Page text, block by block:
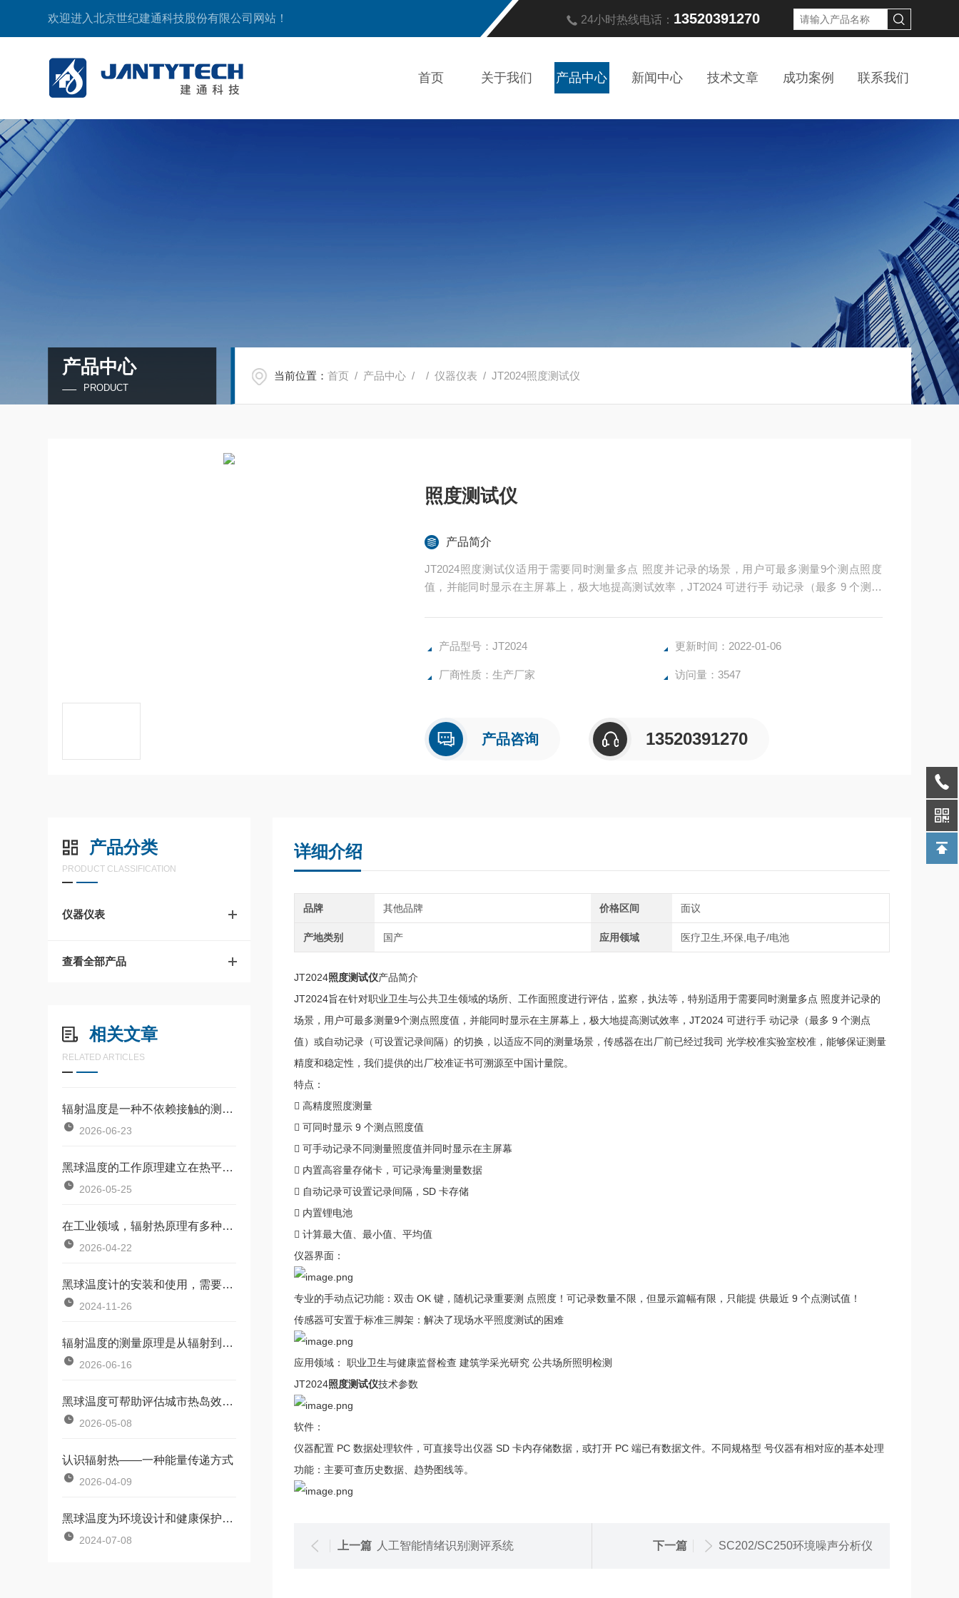
欢迎进入北京世纪建通科技股份有限公司网站！ 24小时热线电话： 13520391270
首页 关于我们 产品中心 新闻中心 技术文章 成功案例 联系我们
产品中心
PRODUCT
当前位置：首页 / 产品中心 / /仪器仪表 / JT2024照度测试仪
照度测试仪
产品简介
JT2024照度测试仪适用于需要同时测量多点 照度并记录的场景，用户可最多测量9个测点照度
值，并能同时显示在主屏幕上，极大地提高测试效率，JT2024 可进行手 动记录（最多 9 个测点
量院。
产品型号：JT2024 更新时间：2022-01-06
厂商性质：生产厂家 访问量：3547
产品咨询 13520391270
产品分类
PRODUCT CLASSIFICATION
仪器仪表
查看全部产品
相关文章
RELATED ARTICLES
辐射温度是一种不依赖接触的测温方式
2026-06-23
黑球温度的工作原理建立在热平衡基础上
2026-05-25
在工业领域，辐射热原理有多种应用
2026-04-22
黑球温度计的安装和使用，需要注意以下事项
2024-11-26
辐射温度的测量原理是从辐射到温度的转换
2026-06-16
黑球温度可帮助评估城市热岛效应与建筑热环境
2026-05-08
认识辐射热——一种能量传递方式
2026-04-09
黑球温度为环境设计和健康保护提供了科学依据
2024-07-08
详细介绍
品牌 其他品牌 价格区间 面议
产地类别 国产 应用领域 医疗卫生,环保,电子/电池
JT2024照度测试仪产品简介
JT2024旨在针对职业卫生与公共卫生领域的场所、工作面照度进行评估，监察，执法等，特别适用于需要同时测量多点 照度并记录的
场景，用户可最多测量9个测点照度值，并能同时显示在主屏幕上，极大地提高测试效率，JT2024 可进行手 动记录（最多 9 个测点
值）或自动记录（可设置记录间隔）的切换，以适应不同的测量场景，传感器在出厂前已经过我司 光学校准实验室校准，能够保证测量
精度和稳定性，我们提供的出厂校准证书可溯源至中国计量院。
特点：
 高精度照度测量
 可同时显示 9 个测点照度值
 可手动记录不同测量照度值并同时显示在主屏幕
 内置高容量存储卡，可记录海量测量数据
 自动记录可设置记录间隔，SD 卡存储
 内置锂电池
 计算最大值、最小值、平均值
仪器界面：
专业的手动点记功能：双击 OK 键，随机记录重要测 点照度！可记录数量不限，但显示篇幅有限，只能提 供最近 9 个点测试值！
传感器可安置于标准三脚架：解决了现场水平照度测试的困难
应用领域： 职业卫生与健康监督检查 建筑学采光研究 公共场所照明检测
JT2024照度测试仪技术参数
软件：
仪器配置 PC 数据处理软件，可直接导出仪器 SD 卡内存储数据，或打开 PC 端已有数据文件。不同规格型 号仪器有相对应的基本处理
功能：主要可查历史数据、趋势图线等。
上一篇 人工智能情绪识别测评系统 下一篇 SC202/SC250环境噪声分析仪